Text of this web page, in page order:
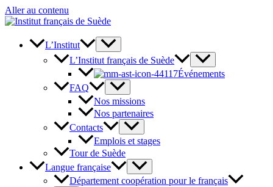
Aller au contenu
L’Institut
L’Institut français de Suède
Événements
FAQ
Nos missions
Nos partenaires
Contacts
Emplois et stages
Tour de Suède
Langue française
Département coopération pour le français